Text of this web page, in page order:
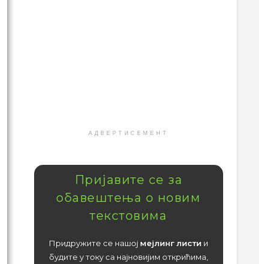
АДВЕРТИСЕМЕНТ
Пријавите се за
обавештења о новим
текстовима
Придружите се нашој мејлинг листи и
будите у току са најновијим открићима,